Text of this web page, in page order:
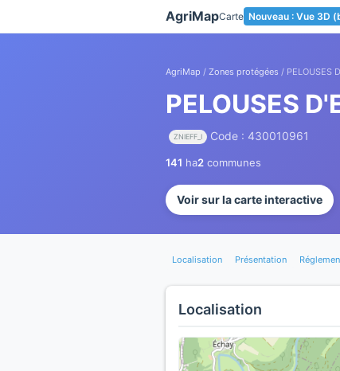
AgriMapCarte Nouveau : Vue 3D
AgriMap / Zones protégées / PELOUSES
PELOUSES
ZNIEFF_I Code : 430010961
141 ha2 communes
Voir sur la carte interactive
Localisation Présentation
Localisation
Panneau de gestion des cookies